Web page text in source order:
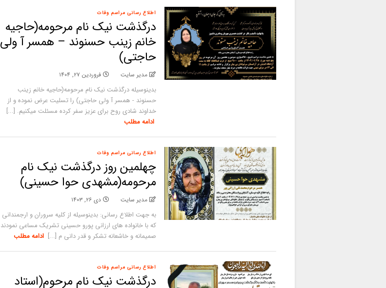
اطلاع رسانی مراسم وفات
درگذشت نیک نام مرحومه(حاجیه
خانم زینب حسنوند – همسر آ ولی
حاجتی)
مدیر سایت فروردین ۲۷, ۱۴۰۴
بدینوسیله درگذشت نیک نام مرحومه(حاجیه خانم زینب
حسنوند - همسر آ ولی حاجتی) را تسلیت عرض نموده و از
خداوند شادی روح برای عزیز سفر کرده مسئلت میکنیم. [...]
ادامه مطلب
اطلاع رسانی مراسم وفات
چهلمین روز درگذشت نیک نام
مرحومه(مشهدی حوا حسینی)
مدیر سایت دی ۲۶, ۱۴۰۳
به جهت اطلاع رسانی: بدینوسیله از کلیه سروران و ارجمندانی
که با خانواده های ارزانی پورو حسینی تشریک مساعی نمودند
صمیمانه و خاشعانه تشکر و قدر دانی م [...] ادامه مطلب
اطلاع رسانی مراسم وفات
درگذشت نیک نام مرحوم(استاد